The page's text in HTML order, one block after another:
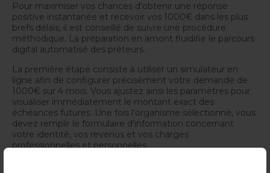
Pour maximiser vos chances d'obtenir une réponse
positive instantanée et recevoir vos 1000€ dans les plus
brefs délais, il est conseillé de suivre une procédure
méthodique. La préparation en amont fluidifie le parcours
digital automatisé des prêteurs.
La première étape consiste à utiliser un simulateur en
ligne afin de configurer précisément votre demande de
1000€ sur 4 mois. Vous ajustez ainsi les paramètres pour
visualiser immédiatement le montant exact des
échéances futures. Une fois l'organisme sélectionné, vous
devez remplir le formulaire d'information concernant
votre identité, vos revenus et vos charges
professionnelles et personnelles.